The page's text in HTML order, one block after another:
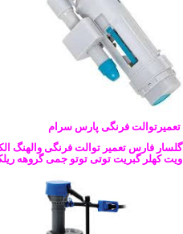
تعمیرتوالت فرنگی پارس سرام
فارس تعمیر توالت فرنگی والهنگ
کهلر گبریت توتی توتو جمی گروهه